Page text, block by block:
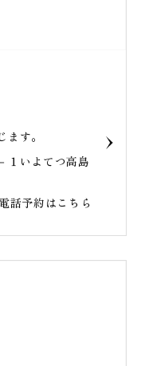
す。
１いよてつ高島
予約はこちら